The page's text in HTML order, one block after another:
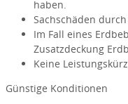
haben.
Sachschäden
Im Fall eines
Zusatzdeckung
Keine
Günstige Konditionen